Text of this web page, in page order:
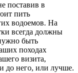
поставив в
пить
водоемов. На
всегда должны
быть
походах
визита,
до него, или лучше.